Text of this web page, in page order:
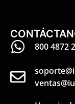
800 4872